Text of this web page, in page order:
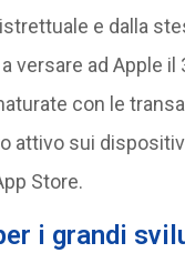
e dalla
versare ad Apple il
con le
attivo sui
Store.
i grandi